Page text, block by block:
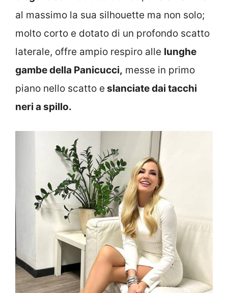
al massimo la sua silhouette ma non solo;
molto corto e dotato di un profondo scatto
laterale, offre ampio respiro alle lunghe
gambe della Panicucci, messe in primo
piano nello scatto e slanciate dai tacchi
neri a spillo.